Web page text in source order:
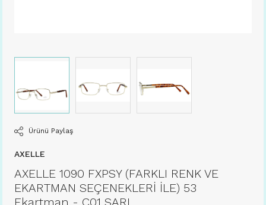
Ürünü Paylaş
AXELLE
AXELLE 1090 FXPSY (FARKLI RENK VE
EKARTMAN SEÇENEKLERİ İLE) 53